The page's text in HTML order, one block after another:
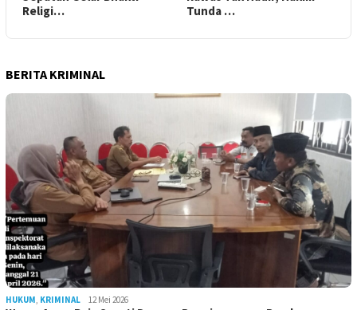
Religi…
Tunda …
BERITA KRIMINAL
HUKUM, KRIMINAL 12 Mei 2026